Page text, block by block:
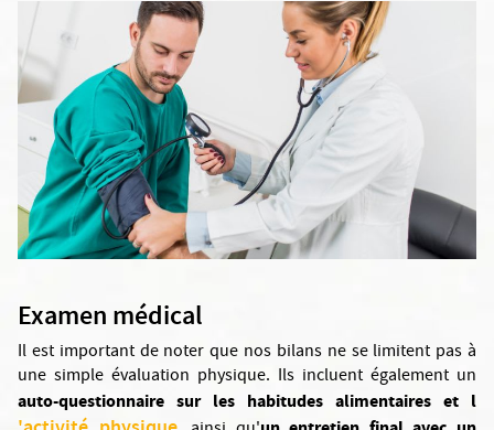
Examen médical
Il est important de noter que nos bilans ne se limitent pas à
une simple évaluation physique. Ils incluent également un
auto-questionnaire sur les habitudes alimentaires et l